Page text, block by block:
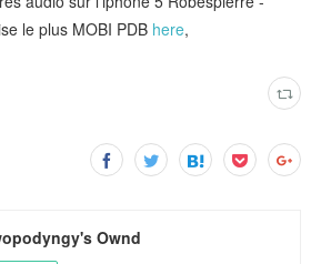
le plus MOBI PDB here,
Ownd